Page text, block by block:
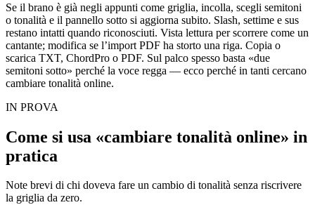
Se il brano è già negli appunti come griglia, incolla, scegli semitoni
o tonalità e il pannello sotto si aggiorna subito. Slash, settime e sus
restano intatti quando riconosciuti. Vista lettura per scorrere come un
cantante; modifica se l’import PDF ha storto una riga. Copia o
scarica TXT, ChordPro o PDF. Sul palco spesso basta «due
semitoni sotto» perché la voce regga — ecco perché in tanti cercano
cambiare tonalità online.
IN PROVA
Come si usa «cambiare tonalità online» in
pratica
Note brevi di chi doveva fare un cambio di tonalità senza riscrivere
la griglia da zero.